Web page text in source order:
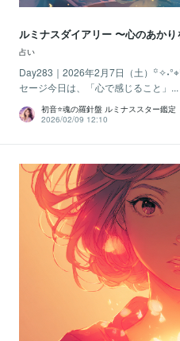
ルミナスダイアリー 〜心のあか
占い
Day283｜2026年2月7日（土）
セージ今日は、「心で感じること」...
初音⭐️魂の羅針盤 ルミナススター鑑定
2026/02/09 12:10